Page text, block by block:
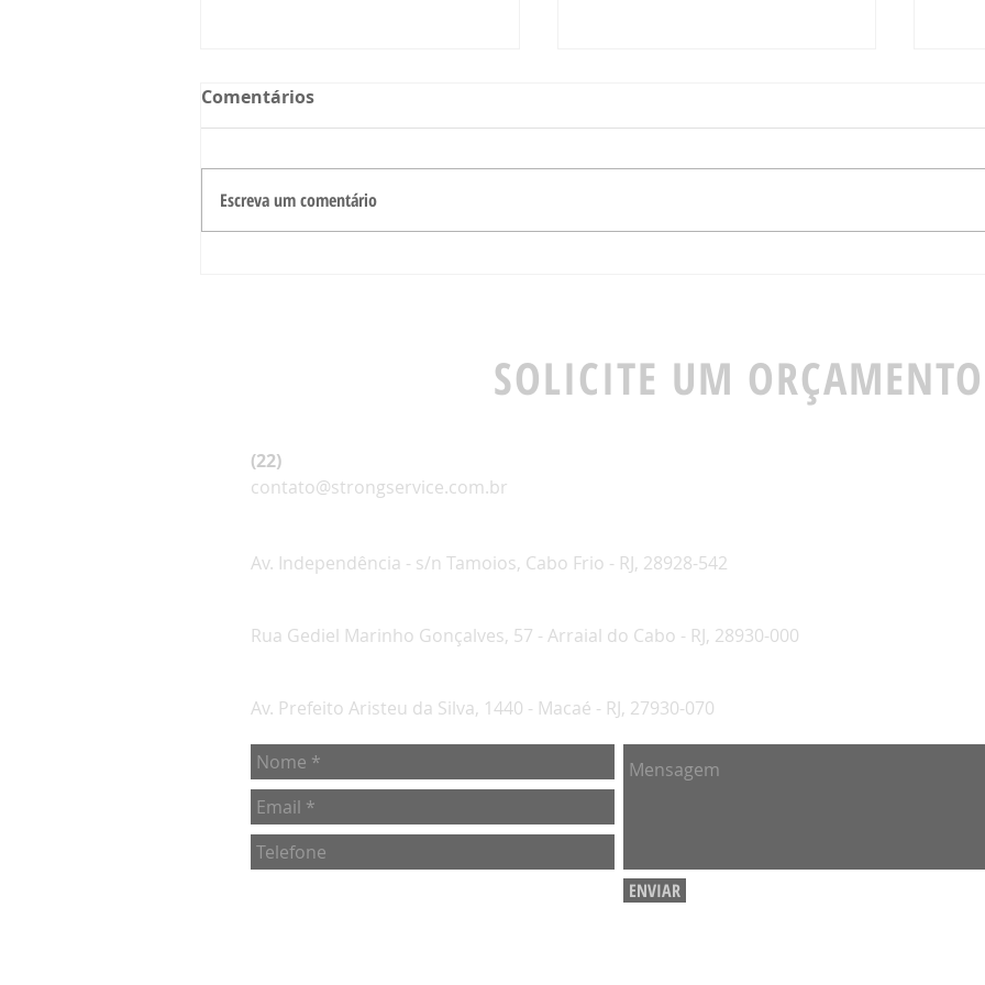
Comentários
Escreva um comentário
SOLICITE UM ORÇAMENTO
(22)
contato@strongservice.com.br
Av. Independência - s/n Tamoios, Cabo Frio - RJ, 28928-542
Rua Gediel Marinho Gonçalves, 57 - Arraial do Cabo - RJ, 28930-000
Av. Prefeito Aristeu da Silva, 1440 - Macaé - RJ, 27930-070
ENVIAR